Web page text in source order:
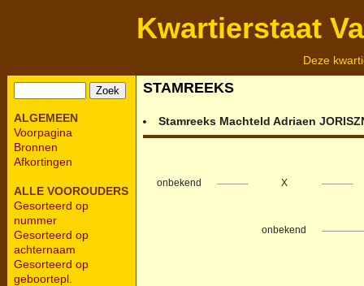
Kwartierstaat
Deze
ALGEMEEN
Voorpagina
Bronnen
Afkortingen
ALLE VOOROUDERS
Gesorteerd op
nummer
Gesorteerd op
achternaam
Gesorteerd op
geboortepl.
STAMREEKS
Stamreeks Machteld Adriaen
onbekend X
onbekend